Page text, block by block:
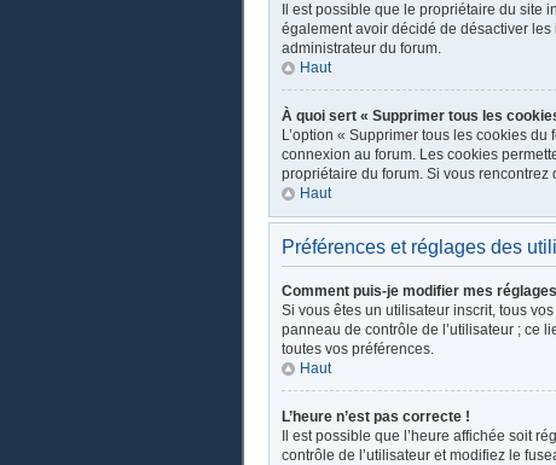
Il est possible que le propriétaire du site
également avoir décidé de désactiver les
administrateur du forum.
Haut
À quoi sert « Supprimer tous les
L’option « Supprimer tous les cookies
connexion au forum. Les cookies
propriétaire du forum. Si vous
Haut
Préférences et réglages des
Comment puis-je modifier mes
Si vous êtes un utilisateur inscrit, tous
panneau de contrôle de l’utilisateur ; ce
toutes vos préférences.
Haut
L’heure n’est pas correcte !
Il est possible que l’heure affichée soit
contrôle de l’utilisateur et modifiez le